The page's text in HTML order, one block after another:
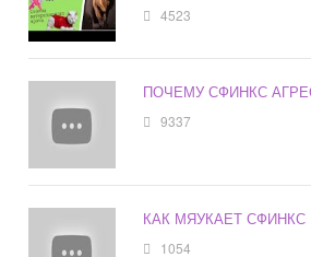
4523
ПОЧЕМУ СФИНКС
9337
КАК МЯУКАЕТ СФИНКС
1054